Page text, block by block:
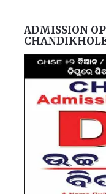
ADMISSION